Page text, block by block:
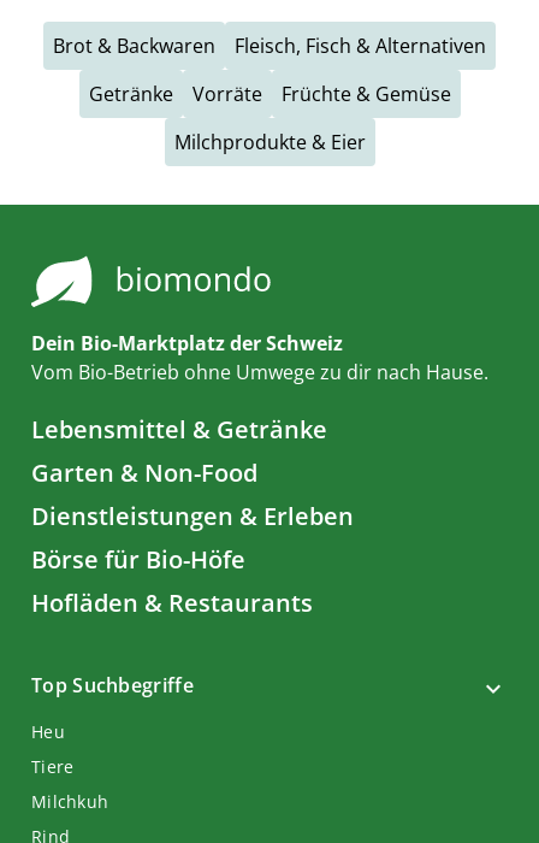
Brot & Backwaren
Fleisch, Fisch & Alternativen
Getränke
Vorräte
Früchte & Gemüse
Milchprodukte & Eier
Dein Bio-Marktplatz der Schweiz
Vom Bio-Betrieb ohne Umwege zu dir nach Hause.
Lebensmittel & Getränke
Garten & Non-Food
Dienstleistungen & Erleben
Börse für Bio-Höfe
Hofläden & Restaurants
Top Suchbegriffe
Heu
Tiere
Milchkuh
Rind